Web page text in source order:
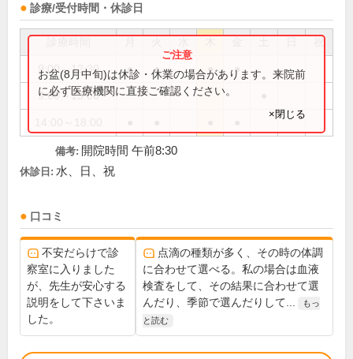
診療/受付時間・休診日
祝
9:00～12:30 ● ● ● ●
9:00～13:00
お盆(8月中旬)は休診・休業の場合があります。来院前
に必ず医療機関に直接ご確認ください。
×閉じる
備考: 開院時間 午前8:30
休診日: 水、日、祝
口コミ
不安だらけで診
察室に入りました
が、先生が安心する
説明をして下さいま
した。
点滴の種類が多く、その時の体調
に合わせて選べる。私の場合は血液
検査をして、その結果に合わせて選
んだり、季節で選んだりして...
もっ
と読む